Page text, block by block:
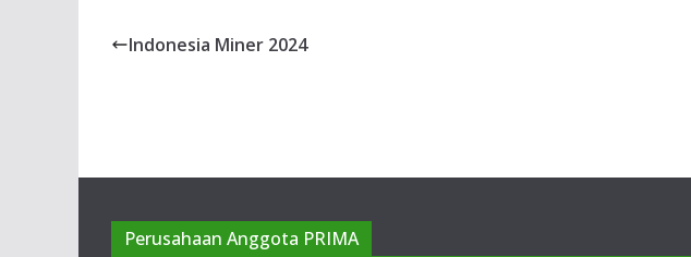
Indonesia Miner 2024
Perusahaan Anggota PRIMA